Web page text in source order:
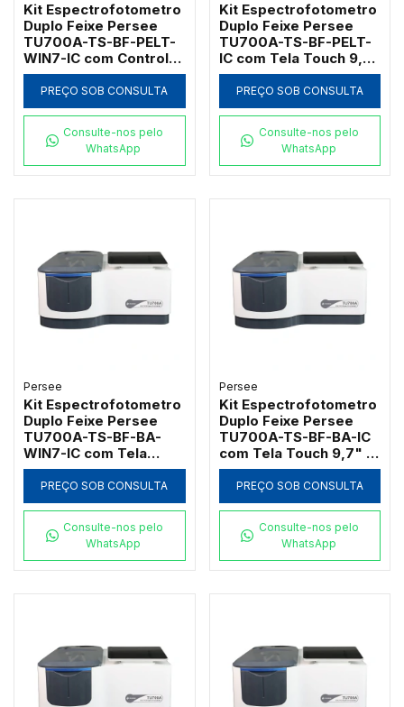
Kit Espectrofotometro
Duplo Feixe Persee
TU700A-TS-BF-PELT-
WIN7-IC com Controle
Peltier e Software
UVWin 7.0 GLP/GMP
PREÇO SOB CONSULTA
Consulte-nos pelo
WhatsApp
Kit Espectrofotometro
Duplo Feixe Persee
TU700A-TS-BF-PELT-
IC com Tela Touch 9,7"
e Controle de
Temperatura Peltier
PREÇO SOB CONSULTA
Consulte-nos pelo
WhatsApp
Persee
Kit Espectrofotometro
Duplo Feixe Persee
TU700A-TS-BF-BA-
WIN7-IC com Tela
Touch 9,7" e Software
UVWin 7.0 em
Conformidade
PREÇO SOB CONSULTA
Consulte-nos pelo
WhatsApp
Persee
Kit Espectrofotometro
Duplo Feixe Persee
TU700A-TS-BF-BA-IC
com Tela Touch 9,7" e
Suporte Fixo para
Cubetas Padrao e
Micro
PREÇO SOB CONSULTA
Consulte-nos pelo
WhatsApp